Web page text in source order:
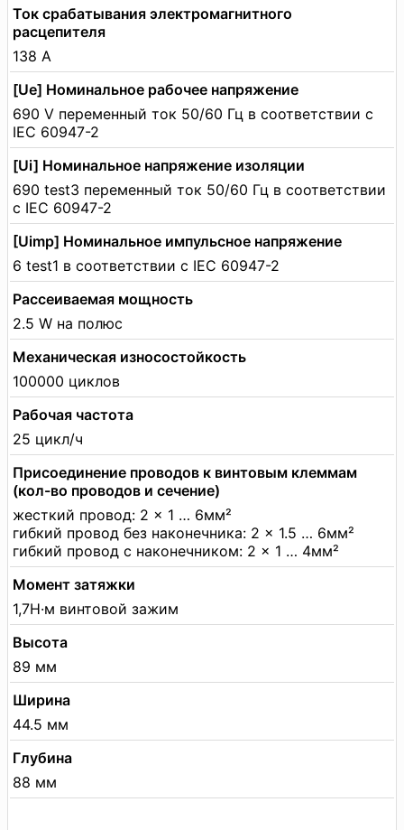
Ток срабатывания электромагнитного
расцепителя
138 А
[Ue] Номинальное рабочее напряжение
690 V переменный ток 50/60 Гц в соответствии с
IEC 60947-2
[Ui] Номинальное напряжение изоляции
690 test3 переменный ток 50/60 Гц в соответствии
с IEC 60947-2
[Uimp] Номинальное импульсное напряжение
6 test1 в соответствии с IEC 60947-2
Рассеиваемая мощность
2.5 W на полюс
Механическая износостойкость
100000 циклов
Рабочая частота
25 цикл/ч
Присоединение проводов к винтовым клеммам
(кол-во проводов и сечение)
жесткий провод: 2 × 1 … 6мм²
гибкий провод без наконечника: 2 × 1.5 … 6мм²
гибкий провод с наконечником: 2 × 1 … 4мм²
Момент затяжки
1,7Н·м винтовой зажим
Высота
89 мм
Ширина
44.5 мм
Глубина
88 мм